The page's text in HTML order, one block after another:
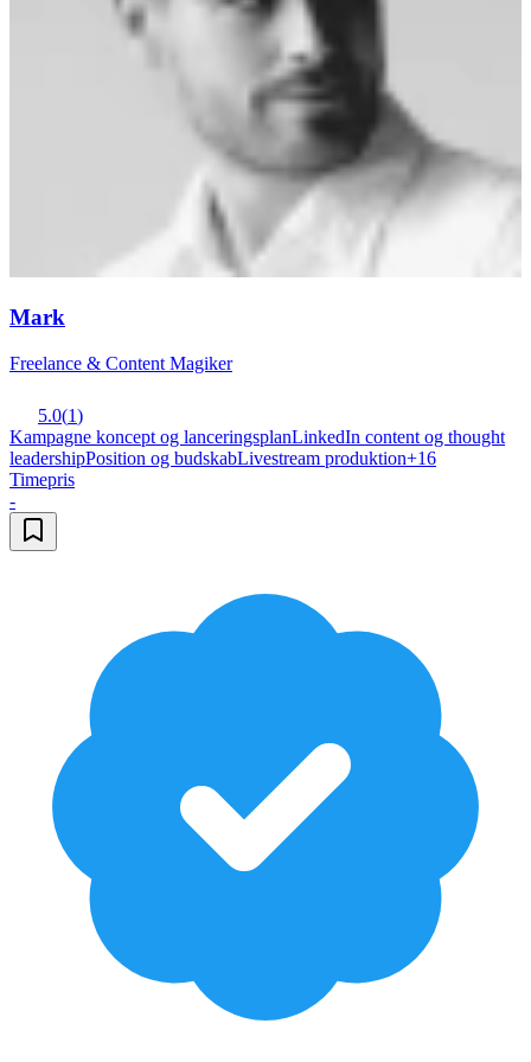
Mark
Freelance & Content Magiker
5.0(1)
Kampagne koncept og lanceringsplanLinkedIn content og thought
leadershipPosition og budskabLivestream produktion+16
Timepris
-